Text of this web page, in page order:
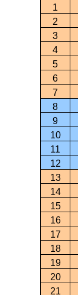
1
2
3
4
5
6
7
8
9
10
11
12
13
14
15
16
17
18
19
20
21